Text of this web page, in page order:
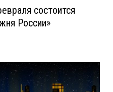
состоится
России»